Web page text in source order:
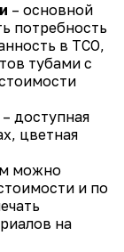
– основной
потребность
в TCO,
тубами с
– доступная
цветная
можно
и по
на